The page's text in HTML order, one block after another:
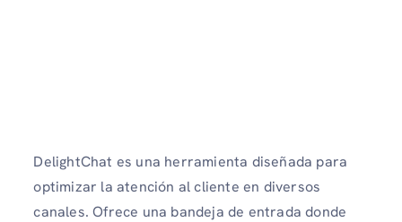
DelightChat es una herramienta diseñada para
optimizar la atención al cliente en diversos
canales. Ofrece una bandeja de entrada donde